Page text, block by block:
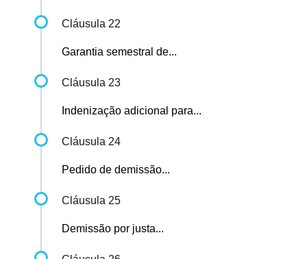
Cláusula 22
Garantia semestral de...
Cláusula 23
Indenização adicional para...
Cláusula 24
Pedido de demissão...
Cláusula 25
Demissão por justa...